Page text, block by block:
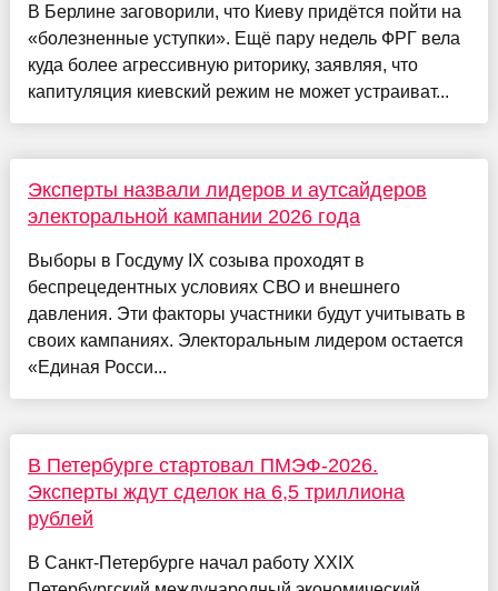
В Берлине заговорили, что Киеву придётся пойти на
«болезненные уступки». Ещё пару недель ФРГ вела
куда более агрессивную риторику, заявляя, что
капитуляция киевский режим не может устраиват...
Эксперты назвали лидеров и аутсайдеров
электоральной кампании 2026 года
Выборы в Госдуму IX созыва проходят в
беспрецедентных условиях СВО и внешнего
давления. Эти факторы участники будут учитывать в
своих кампаниях. Электоральным лидером остается
«Единая Росси...
В Петербурге стартовал ПМЭФ-2026.
Эксперты ждут сделок на 6,5 триллиона
рублей
В Санкт-Петербурге начал работу XXIX